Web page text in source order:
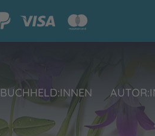
BUCHHELD:INNEN